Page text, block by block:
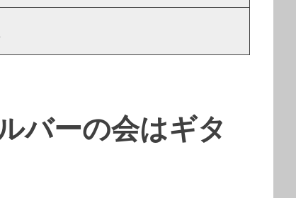
バーの会はギタ